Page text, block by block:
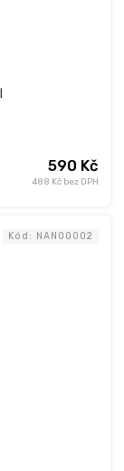
488 Kč bez DPH
590 Kč
Kód: NAN00002